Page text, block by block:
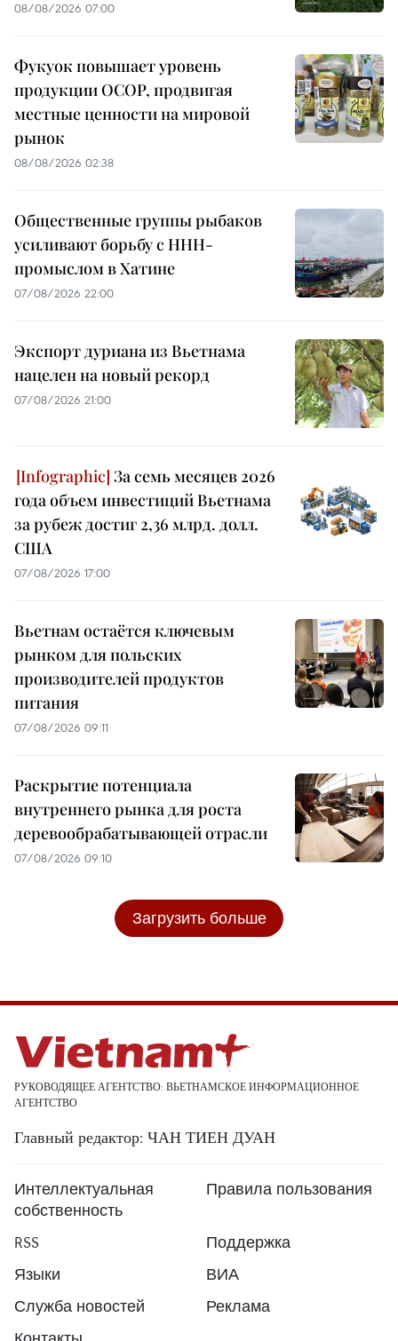
08/08/2026 07:00
Фукуок повышает уровень
продукции OCOP, продвигая
местные ценности на мировой
рынок
08/08/2026 02:38
Общественные группы рыбаков
усиливают борьбу с ННН-
промыслом в Хатине
07/08/2026 22:00
Экспорт дуриана из Вьетнама
нацелен на новый рекорд
07/08/2026 21:00
За семь месяцев 2026
года объем инвестиций Вьетнама
за рубеж достиг 2,36 млрд. долл.
США
07/08/2026 17:00
Вьетнам остаётся ключевым
рынком для польских
производителей продуктов
питания
07/08/2026 09:11
Раскрытие потенциала
внутреннего рынка для роста
деревообрабатывающей отрасли
07/08/2026 09:10
Загрузить больше
РУКОВОДЯЩЕЕ АГЕНТСТВО: ВЬЕТНАМСКОЕ ИНФОРМАЦИОННОЕ
АГЕНТСТВО
Главный редактор: ЧАН ТИЕН ДУАН
Интеллектуальная
собственность
Правила пользования
RSS
Поддержка
Языки
ВИА
Служба новостей
Реклама